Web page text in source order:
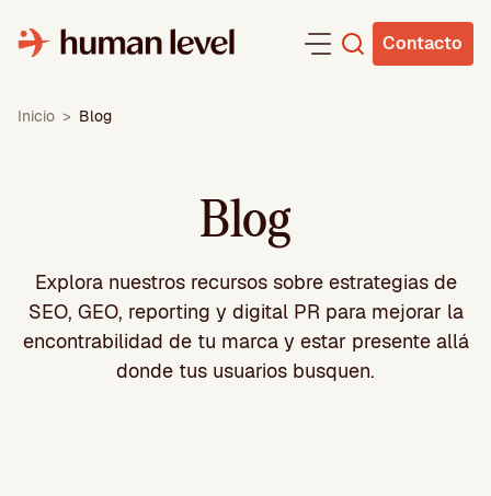
contenido
Contacto
Inicio > Blog
Blog
Explora nuestros recursos sobre estrategias de
SEO, GEO, reporting y digital PR para mejorar la
encontrabilidad de tu marca y estar presente allá
donde tus usuarios busquen.